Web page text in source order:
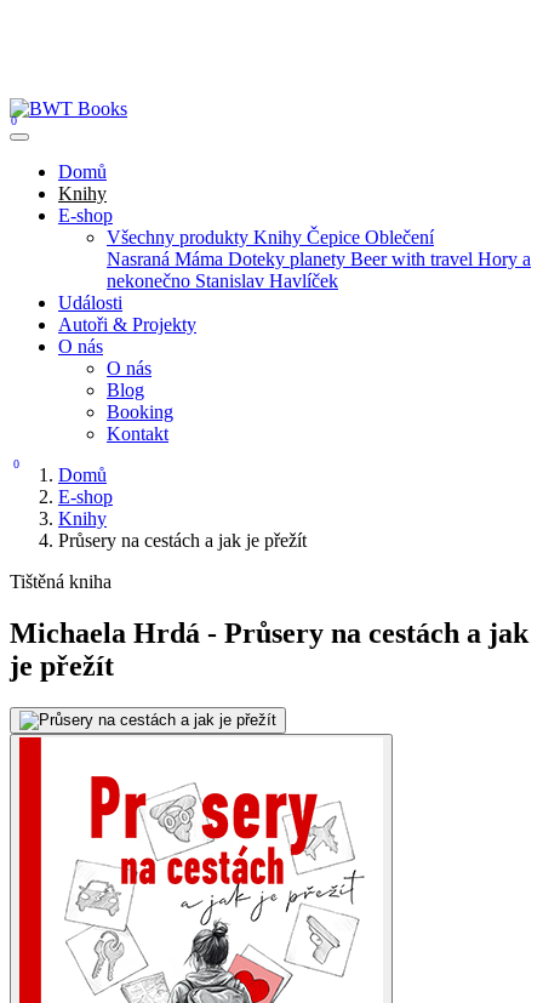
0
Domů
Knihy
E-shop
Všechny produkty Knihy Čepice Oblečení
Nasraná Máma Doteky planety Beer with travel Hory a
nekonečno Stanislav Havlíček
Události
Autoři & Projekty
O nás
O nás
Blog
Booking
Kontakt
0
Domů
E-shop
Knihy
Průsery na cestách a jak je přežít
Tištěná kniha
Michaela Hrdá - Průsery na cestách a jak
je přežít